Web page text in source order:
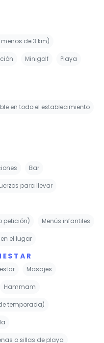
de 3 km)
Minigolf Playa
en todo el establecimiento
Bar
para llevar
petición) Menús infantiles
el lugar
Masajes
Hammam
temporada)
o sillas de playa